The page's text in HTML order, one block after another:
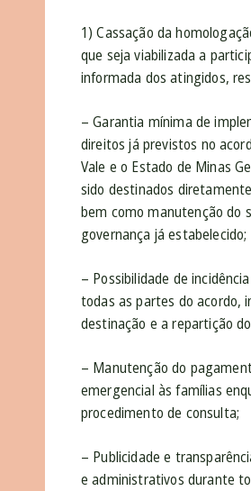
1) Cassação da
que seja viabilizada a
informada dos atingidos,
– Garantia mínima de
direitos já previstos no
Vale e o Estado de Minas
sido destinados
bem como manutenção do
governança já estabelecido;
– Possibilidade de
todas as partes do acordo,
destinação e a repartição
– Manutenção do
emergencial às famílias
procedimento de consulta;
– Publicidade e
e administrativos durante